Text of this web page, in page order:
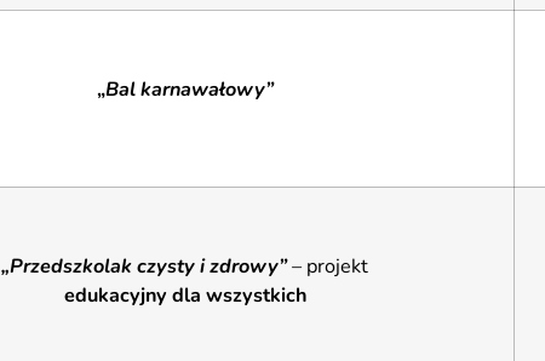
„Bal karnawałowy”
„Przedszkolak czysty i zdrowy”– projekt
edukacyjny dla wszystkich